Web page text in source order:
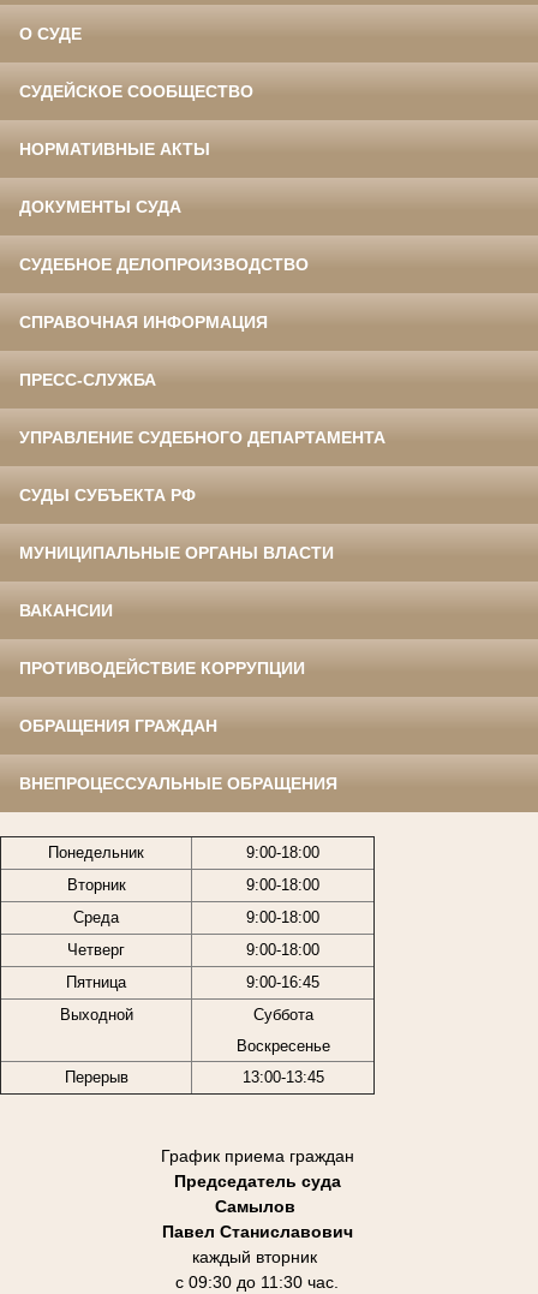
О СУДЕ
СУДЕЙСКОЕ СООБЩЕСТВО
НОРМАТИВНЫЕ АКТЫ
ДОКУМЕНТЫ СУДА
СУДЕБНОЕ ДЕЛОПРОИЗВОДСТВО
СПРАВОЧНАЯ ИНФОРМАЦИЯ
ПРЕСС-СЛУЖБА
УПРАВЛЕНИЕ СУДЕБНОГО ДЕПАРТАМЕНТА
СУДЫ СУБЪЕКТА РФ
МУНИЦИПАЛЬНЫЕ ОРГАНЫ ВЛАСТИ
ВАКАНСИИ
ПРОТИВОДЕЙСТВИЕ КОРРУПЦИИ
ОБРАЩЕНИЯ ГРАЖДАН
ВНЕПРОЦЕССУАЛЬНЫЕ ОБРАЩЕНИЯ
Понедельник
9:00-18:00
Вторник
9:00-18:00
Среда
9:00-18:00
Четверг
9:00-18:00
Пятница
9:00-16:45
Выходной
Суббота
Воскресенье
Перерыв
13:00-13:45
График приема граждан
Председатель суда
Самылов
Павел Станиславович
каждый вторник
с 09:30 до 11:30 час.